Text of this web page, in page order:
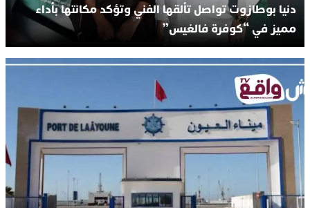
دنيا بوطازوت تواصل تألقها الفني وتؤكد مكانتها بأداء
مميز في “كوفرة فالغيس”